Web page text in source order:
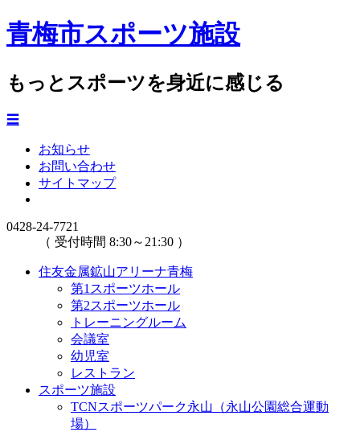
青梅市スポーツ施設
もっとスポーツを身近に感じる
☰
お知らせ
お問い合わせ
サイトマップ
0428-24-7721
（ 受付時間 8:30～21:30 ）
住友金属鉱山アリーナ青梅
第1スポーツホール
第2スポーツホール
トレーニングルーム
会議室
幼児室
レストラン
スポーツ施設
TCNスポーツパーク永山（永山公園総合運動
場）